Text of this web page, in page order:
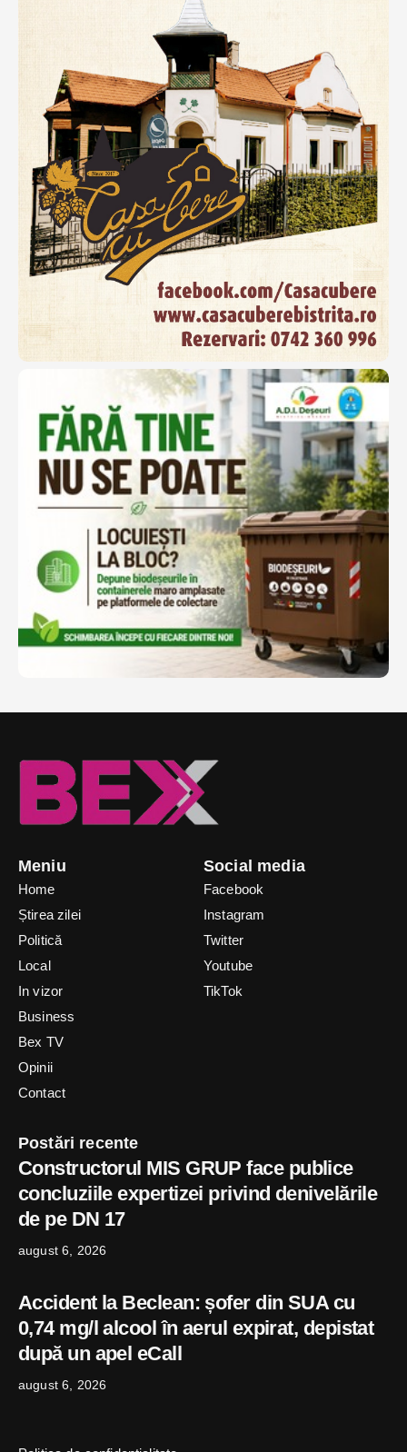
Meniu
Home
Știrea zilei
Politică
Local
In vizor
Business
Bex TV
Opinii
Contact
Social media
Facebook
Instagram
Twitter
Youtube
TikTok
Postări recente
Constructorul MIS GRUP face publice
concluziile expertizei privind denivelările
de pe DN 17
august 6, 2026
Accident la Beclean: șofer din SUA cu
0,74 mg/l alcool în aerul expirat, depistat
după un apel eCall
august 6, 2026